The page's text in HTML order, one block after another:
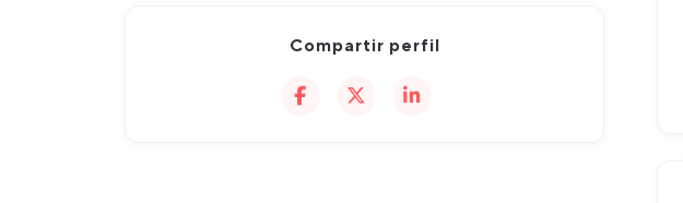
Compartir perfil